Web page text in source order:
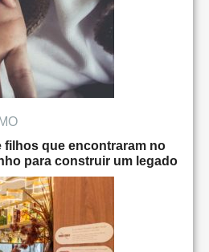
filhos que encontraram no
para construir um legado